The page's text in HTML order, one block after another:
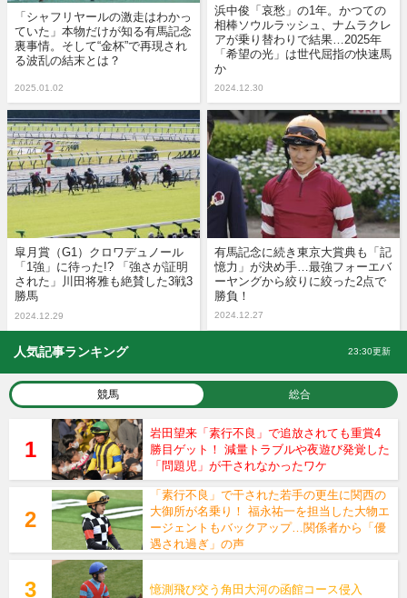
「シャフリヤールの激走はわかっ
ていた」本物だけが知る有馬記念
裏事情。そして“金杯”で再現され
る波乱の結末とは？
2025.01.02
浜中俊「哀愁」の1年。かつての
相棒ソウルラッシュ、ナムラクレ
アが乗り替わりで結果…2025年
「希望の光」は世代屈指の快速馬
か
2024.12.30
皐月賞（G1）クロワデュノール
「1強」に待った!? 「強さが証明
された」川田将雅も絶賛した3戦3
勝馬
2024.12.29
有馬記念に続き東京大賞典も「記
憶力」が決め手…最強フォーエバ
ーヤングから絞りに絞った2点で
勝負！
2024.12.27
人気記事ランキング 23:30更新
競馬 総合
岩田望来「素行不良」で追放されても重賞4
勝目ゲット！ 減量トラブルや夜遊び発覚した
「問題児」が干されなかったワケ
「素行不良」で干された若手の更生に関西の
大御所が名乗り！ 福永祐一を担当した大物エ
ージェントもバックアップ…関係者から「優
遇され過ぎ」の声
憶測飛び交う角田大河の函館コース侵入